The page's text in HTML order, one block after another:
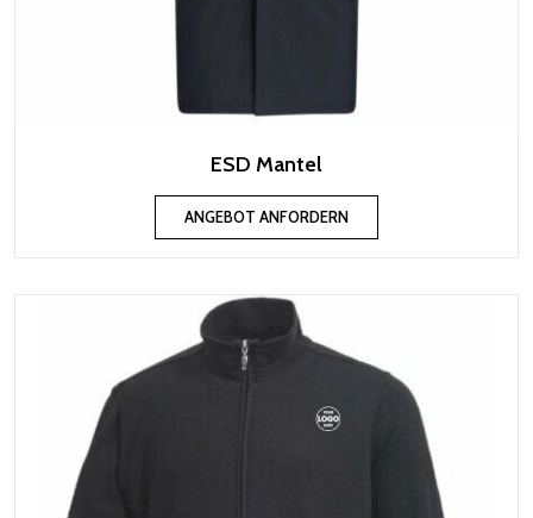
ESD Mantel
ANGEBOT ANFORDERN